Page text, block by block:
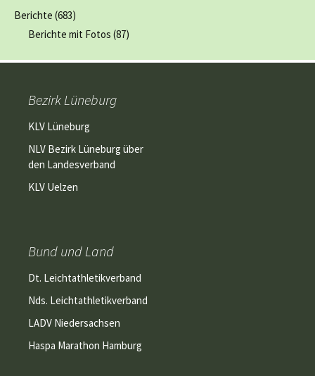
Berichte (683)
Berichte mit Fotos (87)
Bezirk Lüneburg
KLV Lüneburg
NLV Bezirk Lüneburg über
den Landesverband
KLV Uelzen
Bund und Land
Dt. Leichtathletikverband
Nds. Leichtathletikverband
LADV Niedersachsen
Haspa Marathon Hamburg